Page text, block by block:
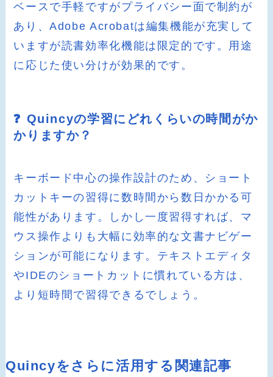
ベースで手軽ですがプライバシー面で制約が
あり、Adobe Acrobatは編集機能が充実して
いますが読書効率化機能は限定的です。用途
に応じた使い分けが効果的です。
❓ Quincyの学習にどれくらいの時間がか
かりますか？
キーボード中心の操作設計のため、ショート
カットキーの習得に数時間から数日かかる可
能性があります。しかし一度習得すれば、マ
ウス操作よりも大幅に効率的な文書ナビゲー
ションが可能になります。テキストエディタ
やIDEのショートカットに慣れている方は、
より短時間で習得できるでしょう。
Quincyをさらに活用する関連記事